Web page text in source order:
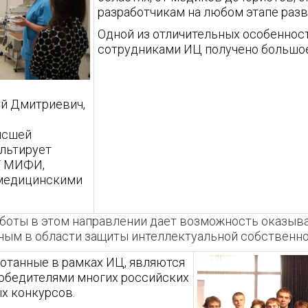
Дмитриевич,
МИФИ,
разработчикам на любом этапе
Одной из отличительных
сотрудниками ИЦ получено
в этом направлении дает возможность
в области защиты интеллектуальной
в рамках ИЦ, являются
многих российских
конкурсов.